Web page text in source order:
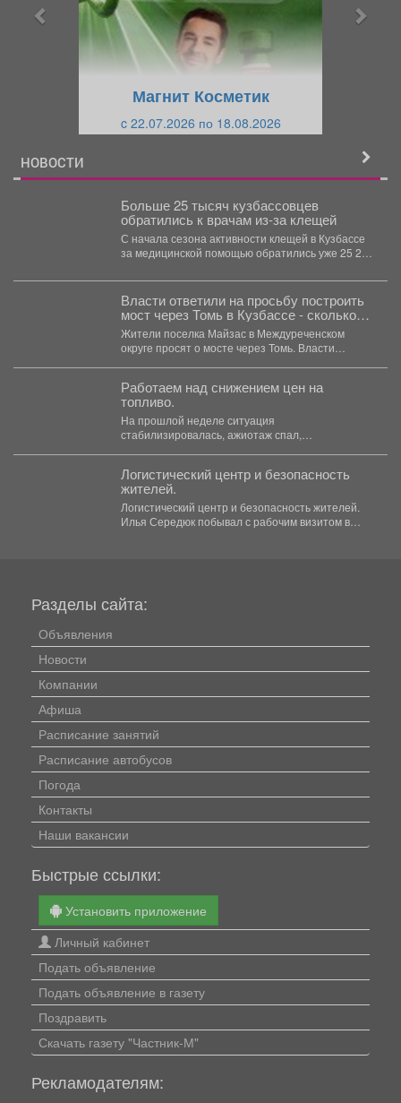
Магнит Косметик
c 22.07.2026 по 18.08.2026
НОВОСТИ
Больше 25 тысяч кузбассовцев
обратились к врачам из-за клещей
С начала сезона активности клещей в Кузбассе
за медицинской помощью обратились уже 25 257
Власти ответили на просьбу построить
мост через Томь в Кузбассе - сколько
потребуется денег
Жители поселка Майзас в Междуреченском
округе просят о мосте через Томь. Власти
Работаем над снижением цен на
топливо.
На прошлой неделе ситуация
стабилизировалась, ажиотаж спал,
Логистический центр и безопасность
жителей.
Логистический центр и безопасность жителей.
Илья Середюк побывал с рабочим визитом в
Разделы сайта:
Объявления
Новости
Компании
Афиша
Расписание занятий
Расписание автобусов
Погода
Контакты
Наши вакансии
Быстрые ссылки:
Установить приложение
Личный кабинет
Подать объявление
Подать объявление в газету
Поздравить
Скачать газету "Частник-М"
Рекламодателям: